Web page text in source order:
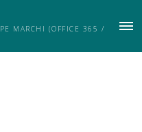
MARCHI (OFFICE 365 /